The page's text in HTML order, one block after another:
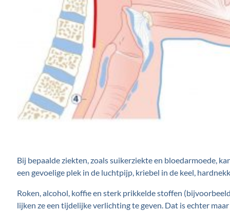
Bij bepaalde ziekten, zoals suikerziekte en bloedarmoede,
een gevoelige plek in de luchtpijp, kriebel in de keel,
Roken, alcohol, koffie en sterk prikkelde stoffen
lijken ze een tijdelijke verlichting te geven. Dat is echter